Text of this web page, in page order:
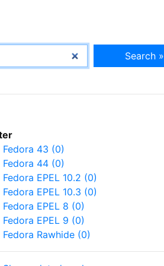
Search »
Fedora 43 (0)
Fedora 44 (0)
Fedora EPEL 10.2 (0)
Fedora EPEL 10.3 (0)
Fedora EPEL 8 (0)
Fedora EPEL 9 (0)
Fedora Rawhide (0)